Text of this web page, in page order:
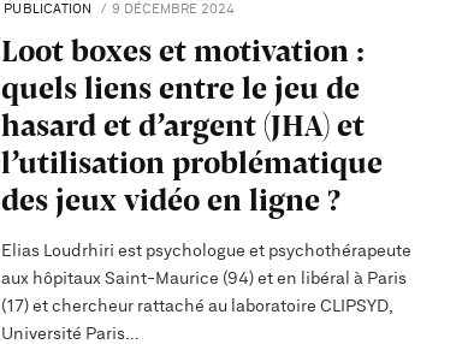
PUBLICATION 9 DÉCEMBRE 2024
Loot boxes et motivation :
quels liens entre le jeu de
hasard et d’argent (JHA) et
l’utilisation problématique
des jeux vidéo en ligne ?
Elias Loudrhiri est psychologue et psychothérapeute
aux hôpitaux Saint-Maurice (94) et en libéral à Paris
(17) et chercheur rattaché au laboratoire CLIPSYD,
Université Paris